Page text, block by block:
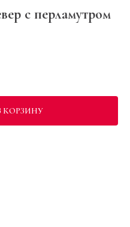
с перламутром
КОРЗИНУ